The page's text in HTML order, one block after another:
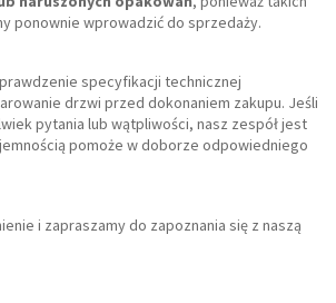
ponownie wprowadzić do sprzedaży.
specyfikacji technicznej
drzwi przed dokonaniem zakupu. Jeśli
pytania lub wątpliwości, nasz zespół jest
pomoże w doborze odpowiedniego
i zapraszamy do zapoznania się z naszą